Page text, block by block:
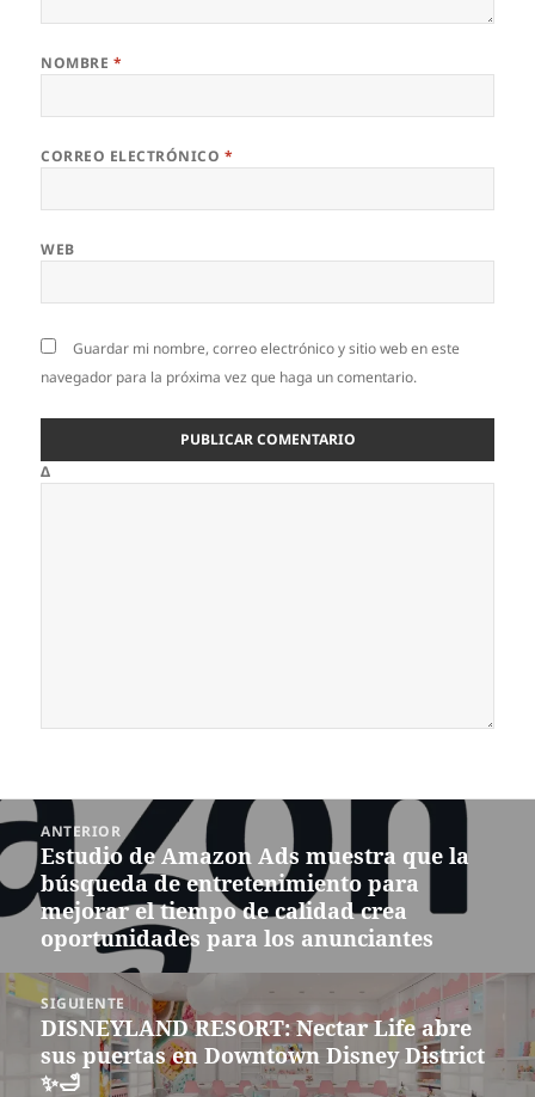
NOMBRE *
CORREO ELECTRÓNICO *
WEB
Guardar mi nombre, correo electrónico y sitio web en este
navegador para la próxima vez que haga un comentario.
Δ
Navegación
de
entradas
ANTERIOR
Entrada
anterior:
Estudio de Amazon Ads muestra que la
búsqueda de entretenimiento para
mejorar el tiempo de calidad crea
oportunidades para los anunciantes
SIGUIENTE
Siguiente
entrada:
DISNEYLAND RESORT: Nectar Life abre
sus puertas en Downtown Disney District
✨🛁